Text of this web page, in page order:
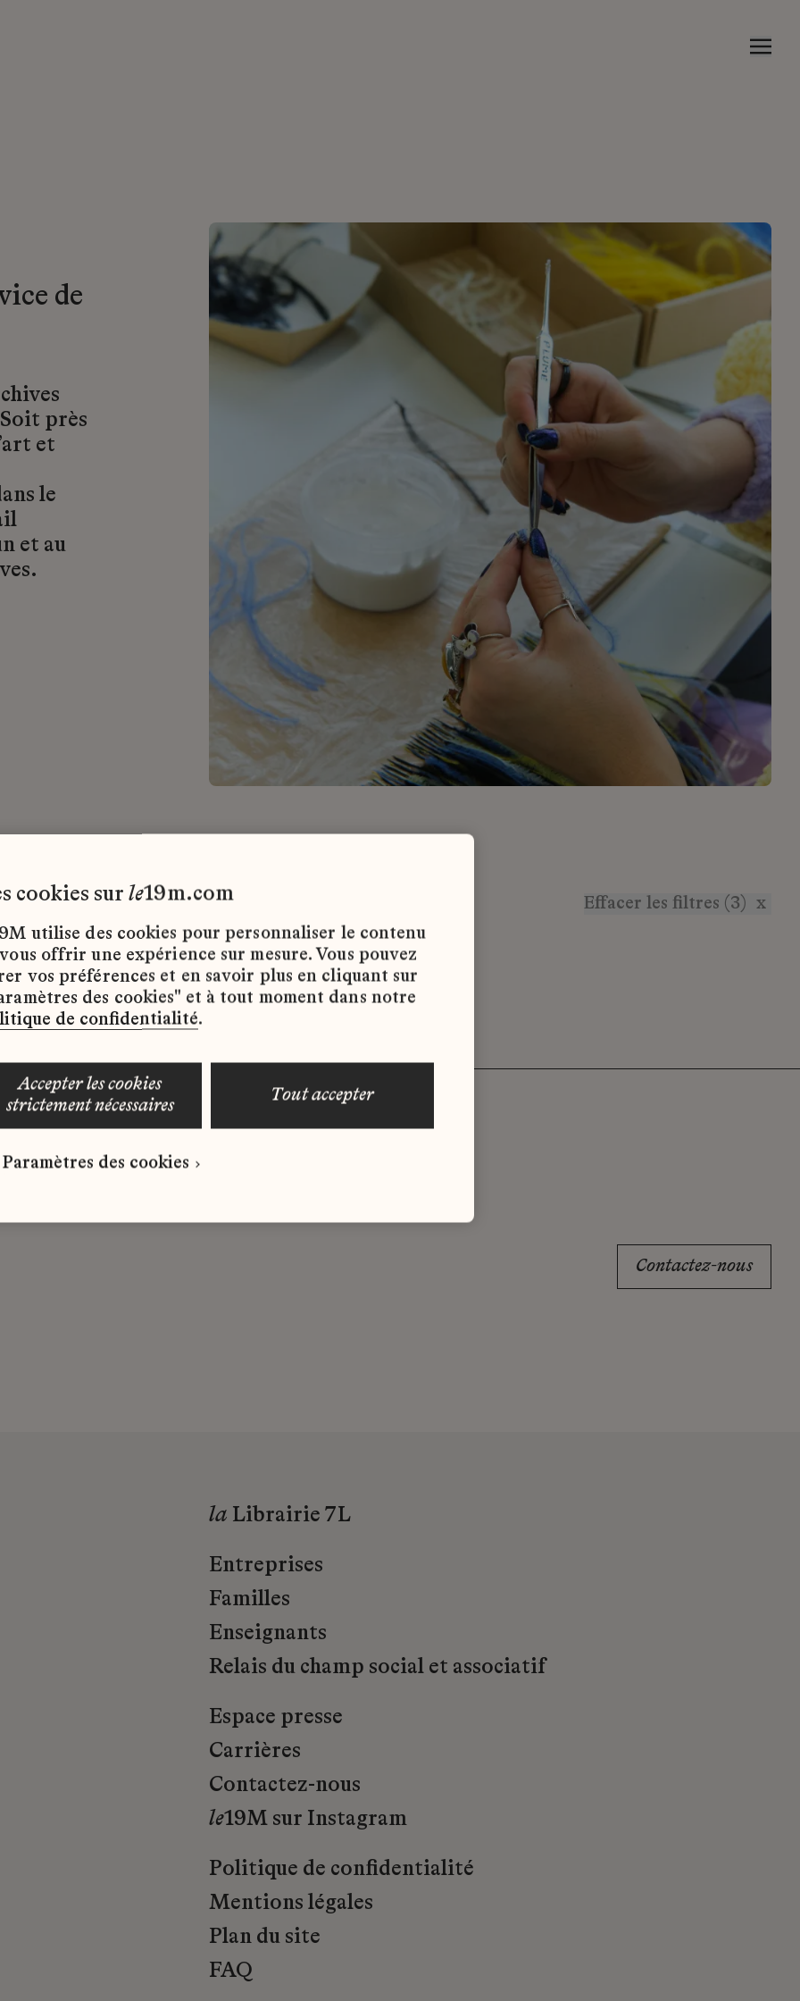
de
près
et
le
et au
Effacer les filtres (3) x
d’emploi disponibles pour le moment.
correspond à votre profil ?
spontanée dès maintenant.
Contactez-nous
la Librairie 7L
Entreprises
Familles
Enseignants
Relais du champ social et associatif
Espace presse
Carrières
Contactez-nous
le19M sur Instagram
Politique de confidentialité
Mentions légales
Plan du site
FAQ
cookies sur le19m.com
utilise des cookies pour personnaliser le contenu
offrir une expérience sur mesure. Vous pouvez
vos préférences et en savoir plus en cliquant sur
des cookies" et à tout moment dans notre
de confidentialité.
accepter les cookies
strictement nécessaires
tout accepter
Paramètres des cookies